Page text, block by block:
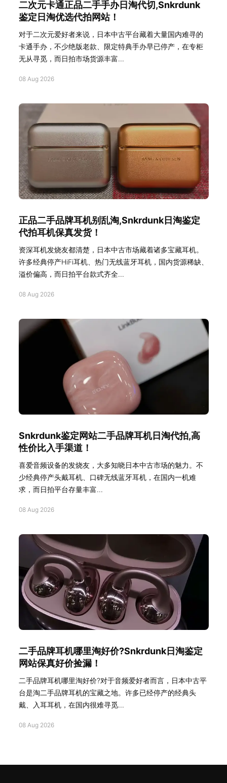
二次元卡通正品二手手办日淘代切,Snkrdunk
鉴定日淘优选代拍网站！
对于二次元爱好者来说，日本中古平台藏着大量国内难寻的
卡通手办，不少绝版老款、限定特典手办早已停产，在专柜
无从寻觅，而日拍市场货源丰富...
08 Aug 2026
正品二手品牌耳机别乱淘,Snkrdunk日淘鉴定
代拍耳机保真发货！
资深耳机发烧友都清楚，日本中古市场藏着诸多宝藏耳机。
许多经典停产HiFi耳机、热门无线蓝牙耳机，国内货源稀缺、
溢价偏高，而日拍平台款式齐全...
08 Aug 2026
Snkrdunk鉴定网站二手品牌耳机日淘代拍,高
性价比入手渠道！
喜爱音频设备的发烧友，大多知晓日本中古市场的魅力。不
少经典停产头戴耳机、口碑无线蓝牙耳机，在国内一机难
求，而日拍平台存量丰富...
08 Aug 2026
二手品牌耳机哪里淘好价?Snkrdunk日淘鉴定
网站保真好价捡漏！
二手品牌耳机哪里淘好价?对于音频爱好者而言，日本中古平
台是淘二手品牌耳机的宝藏之地。许多已经停产的经典头
戴、入耳耳机，在国内很难寻觅...
08 Aug 2026